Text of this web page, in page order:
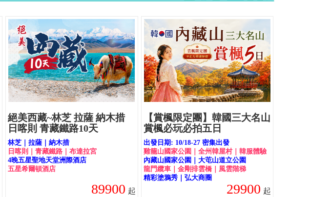
絕美西藏~林芝 拉薩 納木措
日喀則 青藏鐵路10天
林芝｜拉薩｜納木措
日喀則｜青藏鐵路｜布達拉宮
4晚五星聖地天堂洲際酒店
五星希爾頓酒店
89900 起
【賞楓限定團】韓國三大名山
賞楓必玩必拍五日
出發日期: 10/18-27 密集出發
雞籠山國家公園｜全州韓屋村｜韓服體驗
內藏山國家公園｜大芚山道立公園
龍門纜車｜金剛排雲橋｜風雲階梯
精彩塗鴉秀｜弘大商圈
29900 起